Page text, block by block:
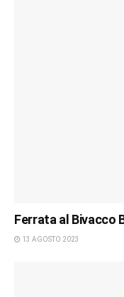
Ferrata al Bivacco
13 AGOSTO 2023